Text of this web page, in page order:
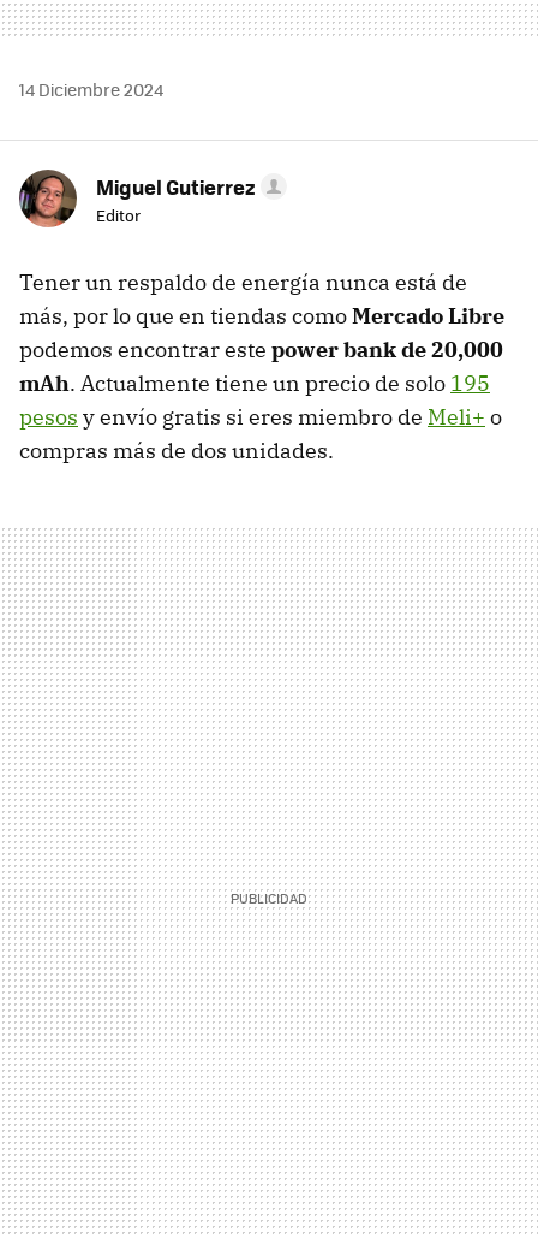
14 Diciembre 2024
Miguel Gutierrez
Editor
Tener un respaldo de energía nunca está de
más, por lo que en tiendas comoMercado Libre
podemos encontrar este power bank de 20,000
mAh. Actualmente tiene un precio de solo 195
pesos y envío gratis si eres miembro de Meli+ o
compras más de dos unidades.